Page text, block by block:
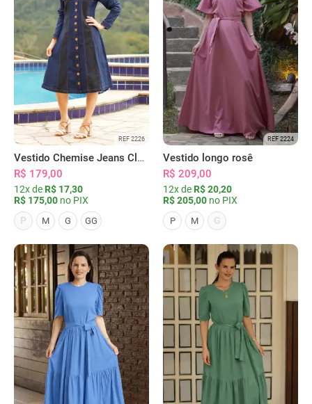
REF 2226
Vestido Chemise Jeans Clássica Serena
R$ 179,00
12x de R$ 17,30
R$ 175,00 no PIX
P
M G GG
REF 2224
Vestido longo rosê
R$ 209,00
12x de R$ 20,20
R$ 205,00 no PIX
P M G